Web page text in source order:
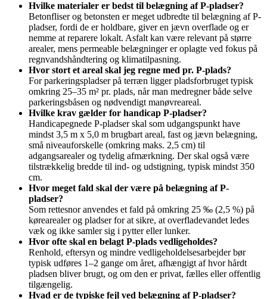
Hvilke materialer er bedst til belægning af P-pladser?
Betonfliser og betonsten er meget udbredte til belægning af P-
pladser, fordi de er holdbare, giver en jævn overflade og er
nemme at reparere lokalt. Asfalt kan være relevant på større
arealer, mens permeable belægninger er oplagte ved fokus på
regnvandshåndtering og klimatilpasning.
Hvor stort et areal skal jeg regne med pr. P-plads?
For parkeringspladser på terræn ligger pladsforbruget typisk
omkring 25–35 m² pr. plads, når man medregner både selve
parkeringsbåsen og nødvendigt manøvreareal.
Hvilke krav gælder for handicap P-pladser?
Handicapegnede P-pladser skal som udgangspunkt have
mindst 3,5 m x 5,0 m brugbart areal, fast og jævn belægning,
små niveauforskelle (omkring maks. 2,5 cm) til
adgangsarealer og tydelig afmærkning. Der skal også være
tilstrækkelig bredde til ind- og udstigning, typisk mindst 350
cm.
Hvor meget fald skal der være på belægning af P-
pladser?
Som rettesnor anvendes et fald på omkring 25 ‰ (2,5 %) på
kørearealer og pladser for at sikre, at overfladevandet ledes
væk og ikke samler sig i pytter eller lunker.
Hvor ofte skal en belagt P-plads vedligeholdes?
Renhold, eftersyn og mindre vedligeholdelsesarbejder bør
typisk udføres 1–2 gange om året, afhængigt af hvor hårdt
pladsen bliver brugt, og om den er privat, fælles eller offentlig
tilgængelig.
Hvad er de typiske fejl ved belægning af P-pladser?